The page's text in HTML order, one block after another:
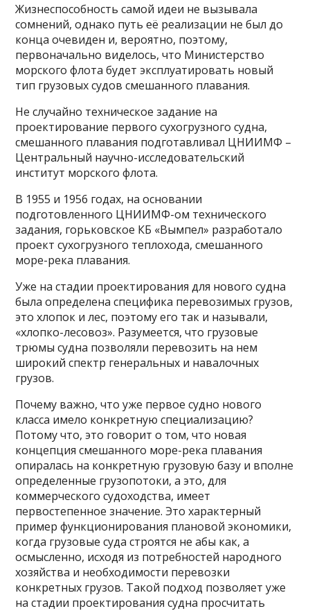
Жизнеспособность самой идеи не вызывала
сомнений, однако путь её реализации не был до
конца очевиден и, вероятно, поэтому,
первоначально виделось, что Министерство
морского флота будет эксплуатировать новый
тип грузовых судов смешанного плавания.
Не случайно техническое задание на
проектирование первого сухогрузного судна,
смешанного плавания подготавливал ЦНИИМФ –
Центральный научно-исследовательский
институт морского флота.
В 1955 и 1956 годах, на основании
подготовленного ЦНИИМФ-ом технического
задания, горьковское КБ «Вымпел» разработало
проект сухогрузного теплохода, смешанного
море-река плавания.
Уже на стадии проектирования для нового судна
была определена специфика перевозимых грузов,
это хлопок и лес, поэтому его так и называли,
«хлопко-лесовоз». Разумеется, что грузовые
трюмы судна позволяли перевозить на нем
широкий спектр генеральных и навалочных
грузов.
Почему важно, что уже первое судно нового
класса имело конкретную специализацию?
Потому что, это говорит о том, что новая
концепция смешанного море-река плавания
опиралась на конкретную грузовую базу и вполне
определенные грузопотоки, а это, для
коммерческого судоходства, имеет
первостепенное значение. Это характерный
пример функционирования плановой экономики,
когда грузовые суда строятся не абы как, а
осмысленно, исходя из потребностей народного
хозяйства и необходимости перевозки
конкретных грузов. Такой подход позволяет уже
на стадии проектирования судна просчитать